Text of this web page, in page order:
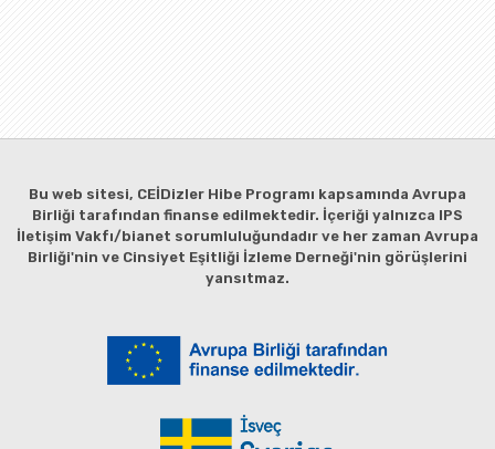
Bu web sitesi, CEİDizler Hibe Programı kapsamında Avrupa
Birliği tarafından finanse edilmektedir. İçeriği yalnızca IPS
İletişim Vakfı/bianet sorumluluğundadır ve her zaman Avrupa
Birliği'nin ve Cinsiyet Eşitliği İzleme Derneği'nin görüşlerini
yansıtmaz.